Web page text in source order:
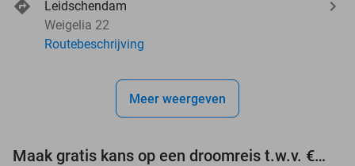
Leidschendam
Weigelia 22
Routebeschrijving
Meer weergeven
Maak gratis kans op een droomreis t.w.v. €3.000!